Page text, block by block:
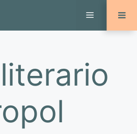
Menú